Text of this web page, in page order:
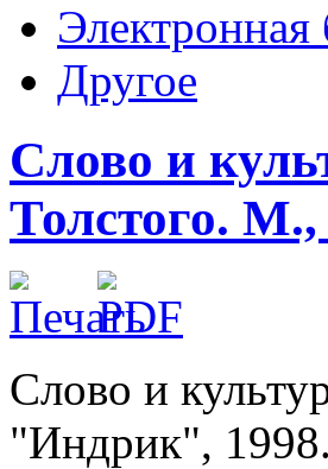
Электронная
Другое
Слово и
Толстого.
Слово и
"Индрик",